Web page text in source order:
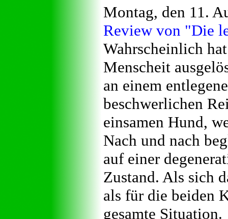
Montag, den 11.
Review von "Die
Wahrscheinlich
Menscheit
an einem
beschwerlichen
einsamen Hund,
Nach und nach
auf einer
Zustand. Als sich
als für die beiden
gesamte Situation.